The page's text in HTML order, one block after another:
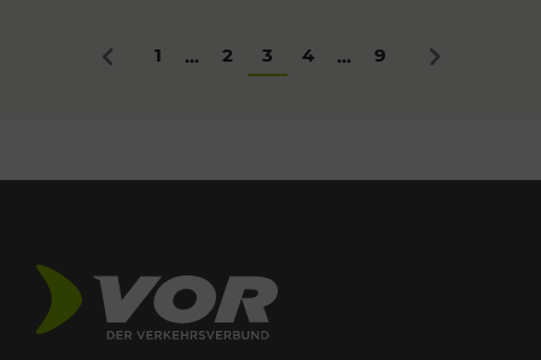
Zurück
1 ... 2 3 4 ... 9 Nächstes